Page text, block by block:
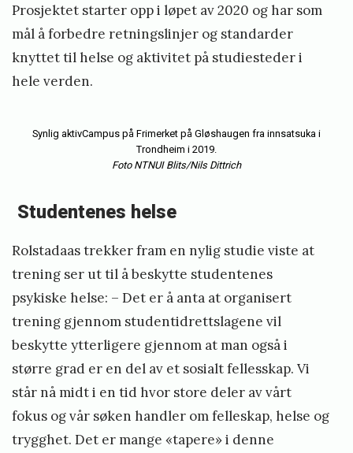
Prosjektet starter opp i løpet av 2020 og har som
mål å forbedre retningslinjer og standarder
knyttet til helse og aktivitet på studiesteder i
hele verden.
Synlig aktivCampus på Frimerket på Gløshaugen fra innsatsuka i
Trondheim i 2019.
Foto NTNUI Blits/Nils Dittrich
Studentenes helse
Rolstadaas trekker fram en nylig studie viste at
trening ser ut til å beskytte studentenes
psykiske helse: – Det er å anta at organisert
trening gjennom studentidrettslagene vil
beskytte ytterligere gjennom at man også i
større grad er en del av et sosialt fellesskap. Vi
står nå midt i en tid hvor store deler av vårt
fokus og vår søken handler om felleskap, helse og
trygghet. Det er mange «tapere» i denne